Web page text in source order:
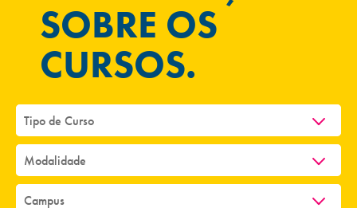
SOBRE OS
CURSOS.